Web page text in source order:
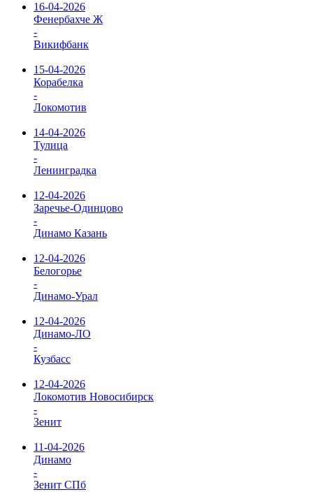
16-04-2026
Фенербахче Ж
-
Викифбанк
15-04-2026
Корабелка
-
Локомотив
14-04-2026
Тулица
-
Ленинградка
12-04-2026
Заречье-Одинцово
-
Динамо Казань
12-04-2026
Белогорье
-
Динамо-Урал
12-04-2026
Динамо-ЛО
-
Кузбасс
12-04-2026
Локомотив Новосибирск
-
Зенит
11-04-2026
Динамо
-
Зенит СПб